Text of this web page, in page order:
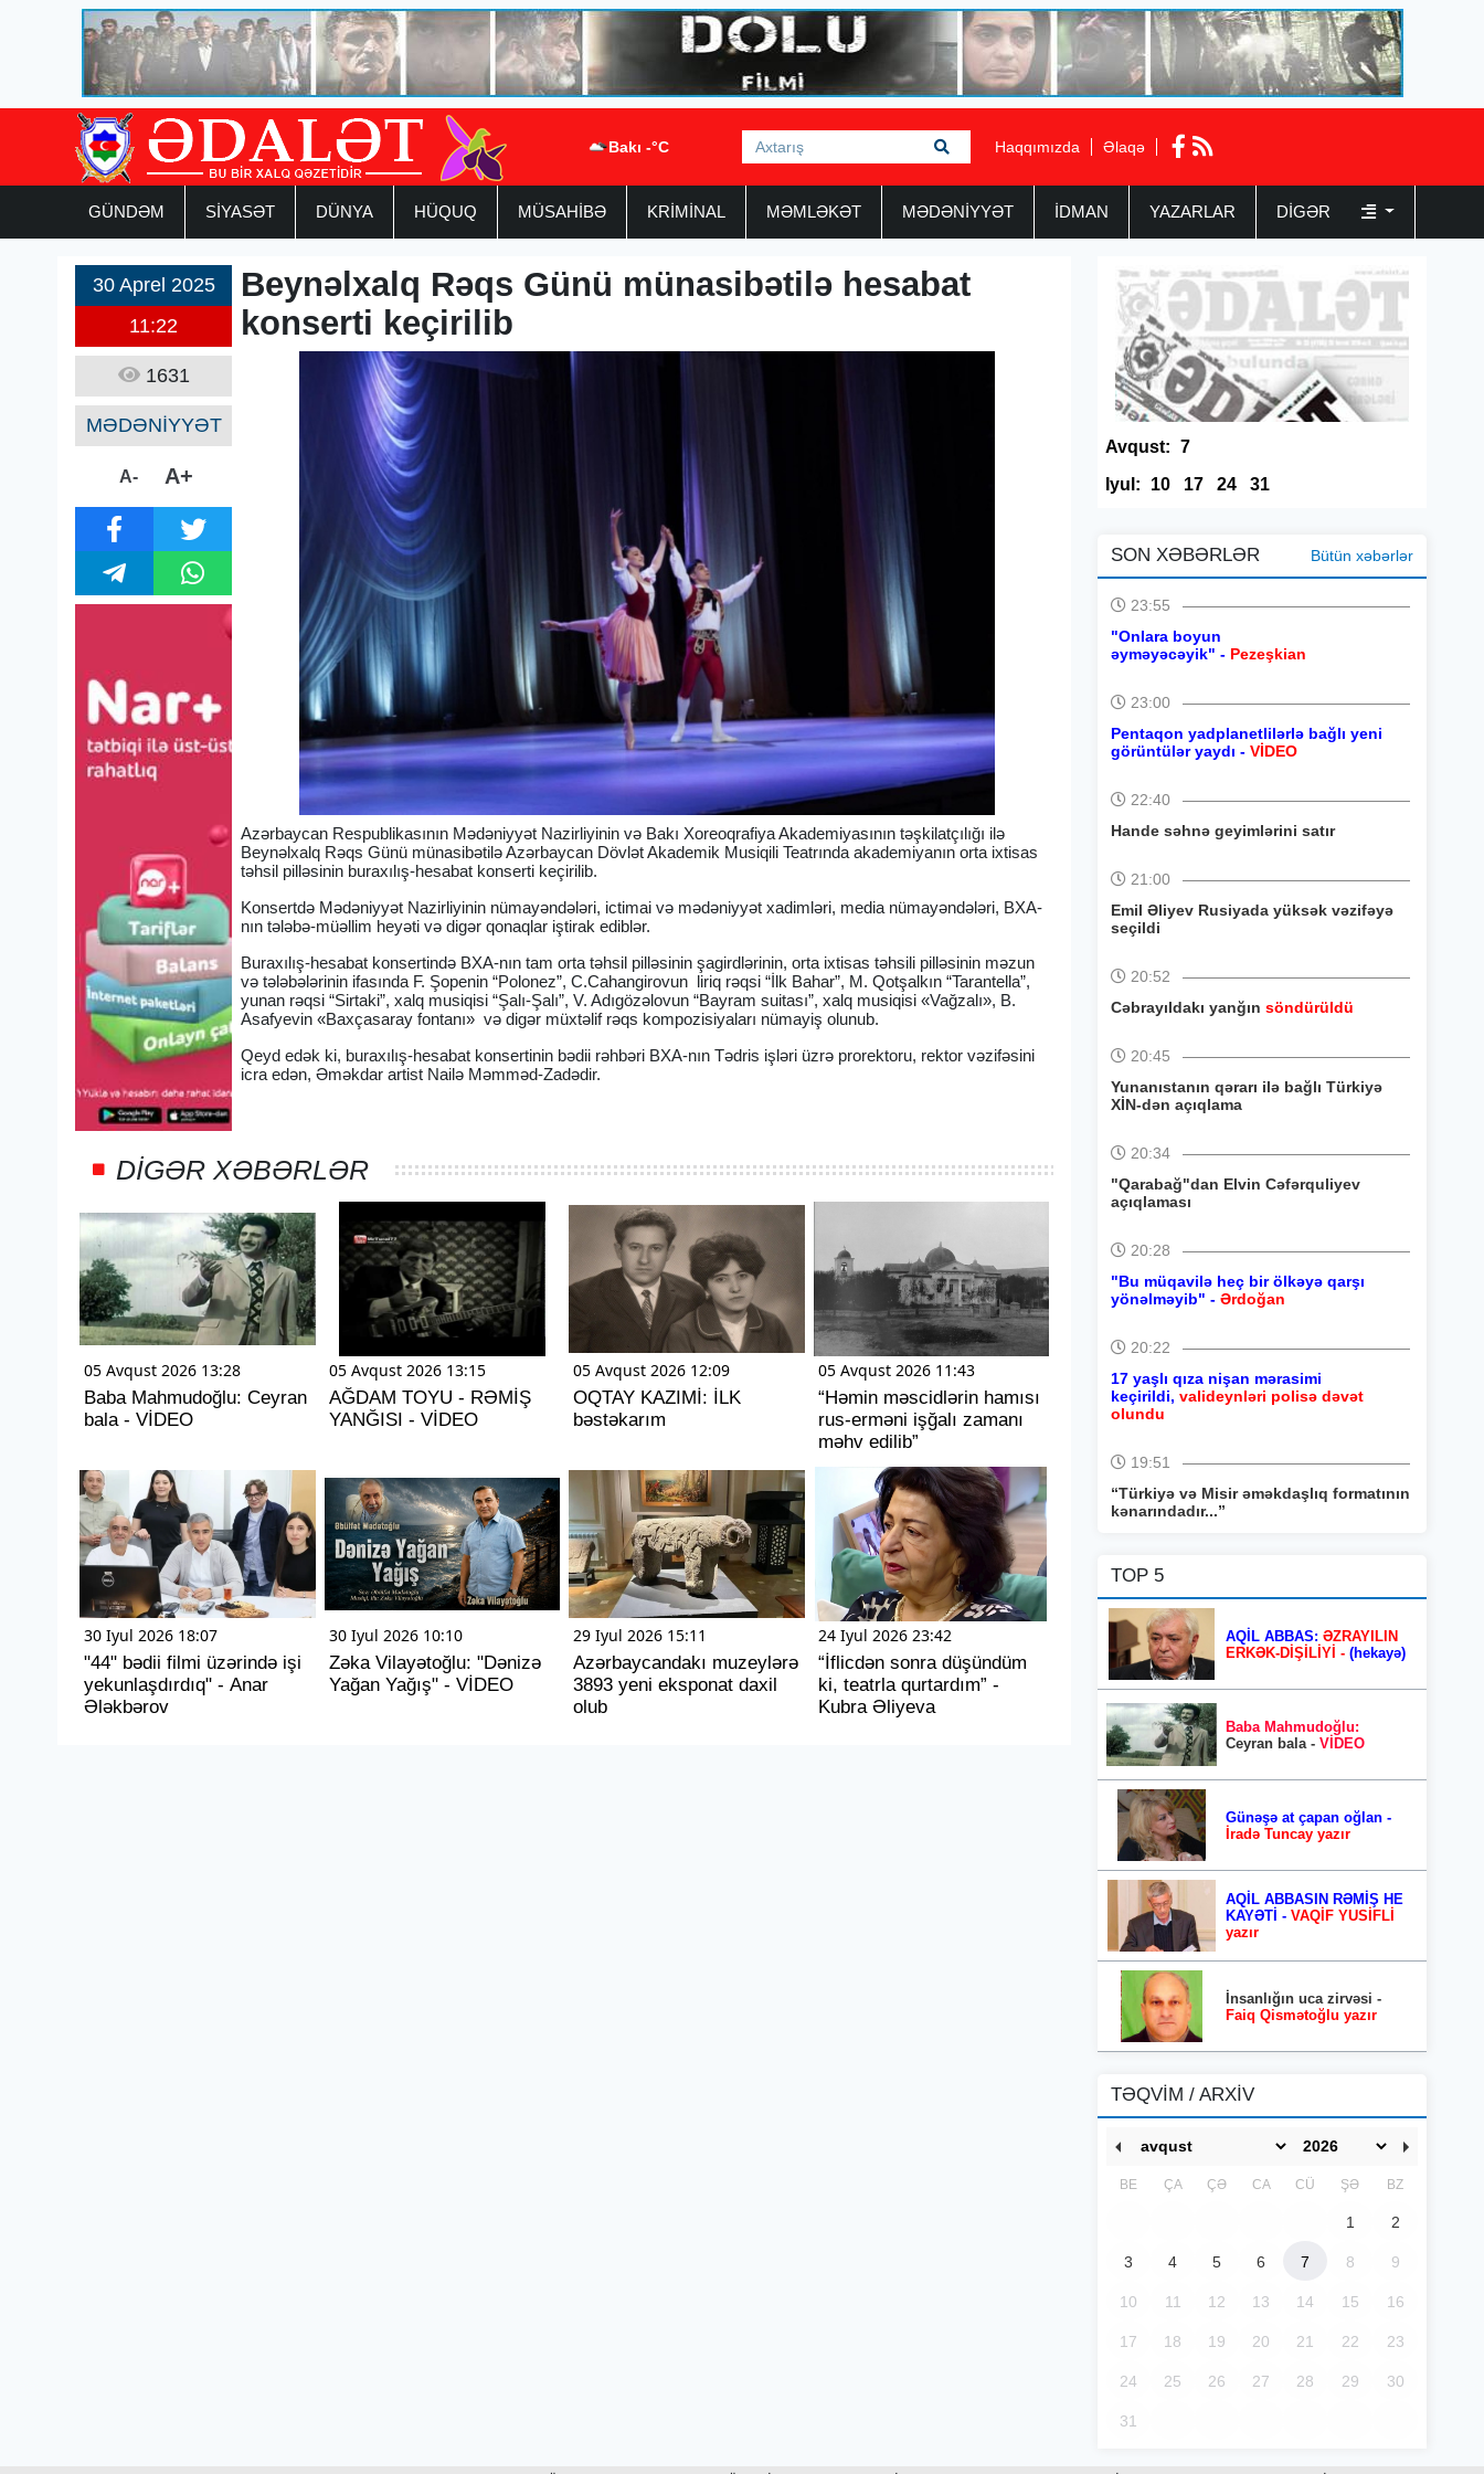
Bakı -°C Haqqımızda Əlaqə
GÜNDƏM SİYASƏT DÜNYA HÜQUQ MÜSAHİBƏ KRİMİNAL MƏMLƏKƏT MƏDƏNİYYƏT İDMAN YAZARLAR DIGƏR
30 Aprel 2025
11:22
1631
MƏDƏNİYYƏT
A- A+
Beynəlxalq Rəqs Günü münasibətilə hesabat
konserti keçirilib
Azərbaycan Respublikasının Mədəniyyət Nazirliyinin və Bakı Xoreoqrafiya Akademiyasının təşkilatçılığı ilə
Beynəlxalq Rəqs Günü münasibətilə Azərbaycan Dövlət Akademik Musiqili Teatrında akademiyanın orta ixtisas
təhsil pilləsinin buraxılış-hesabat konserti keçirilib.
Konsertdə Mədəniyyət Nazirliyinin nümayəndələri, ictimai və mədəniyyət xadimləri, media nümayəndələri, BXA-
nın tələbə-müəllim heyəti və digər qonaqlar iştirak ediblər.
Buraxılış-hesabat konsertində BXA-nın tam orta təhsil pilləsinin şagirdlərinin, orta ixtisas təhsili pilləsinin məzun
və tələbələrinin ifasında F. Şopenin “Polonez”, C.Cahangirovun liriq rəqsi “İlk Bahar”, M. Qotşalkın “Tarantella”,
yunan rəqsi “Sirtaki”, xalq musiqisi “Şalı-Şalı”, V. Adıgözəlovun “Bayram suitası”, xalq musiqisi «Vağzalı», B.
Asafyevin «Baxçasaray fontanı» və digər müxtəlif rəqs kompozisiyaları nümayiş olunub.
Qeyd edək ki, buraxılış-hesabat konsertinin bədii rəhbəri BXA-nın Tədris işləri üzrə prorektoru, rektor vəzifəsini
icra edən, Əməkdar artist Nailə Məmməd-Zadədir.
DIGƏR XƏBƏRLƏR
05 Avqust 2026 13:28
Baba Mahmudoğlu: Ceyran
bala - VİDEO
05 Avqust 2026 13:15
AĞDAM TOYU - RƏMİŞ
YANĞISI - VİDEO
05 Avqust 2026 12:09
OQTAY KAZIMİ: İLK
bəstəkarım
05 Avqust 2026 11:43
“Həmin məscidlərin hamısı
rus-erməni işğalı zamanı
məhv edilib”
30 Iyul 2026 18:07
"44" bədii filmi üzərində işi
yekunlaşdırdıq" - Anar
Ələkbərov
30 Iyul 2026 10:10
Zəka Vilayətoğlu: "Dənizə
Yağan Yağış" - VİDEO
29 Iyul 2026 15:11
Azərbaycandakı muzeylərə
3893 yeni eksponat daxil
olub
24 Iyul 2026 23:42
“İflicdən sonra düşündüm
ki, teatrla qurtardım” -
Kubra Əliyeva
Avqust: 7
Iyul:
10 17 24 31
SON XƏBƏRLƏR Bütün xəbərlər
23:55
"Onlara boyun
əyməyəcəyik" - Pezeşkian
23:00
Pentaqon yadplanetlilərlə bağlı yeni
görüntülər yaydı - VİDEO
22:40
Hande səhnə geyimlərini satır
21:00
Emil Əliyev Rusiyada yüksək vəzifəyə
seçildi
20:52
Cəbrayıldakı yanğın söndürüldü
20:45
Yunanıstanın qərarı ilə bağlı Türkiyə
XİN-dən açıqlama
20:34
"Qarabağ"dan Elvin Cəfərquliyev
açıqlaması
20:28
"Bu müqavilə heç bir ölkəyə qarşı
yönəlməyib" - Ərdoğan
20:22
17 yaşlı qıza nişan mərasimi
keçirildi, valideynləri polisə dəvət
olundu
19:51
“Türkiyə və Misir əməkdaşlıq formatının
kənarındadır...”
TOP 5
AQİL ABBAS: ƏZRAYILIN
ERKƏK-DİŞİLİYİ - (hekayə)
Baba Mahmudoğlu:
Ceyran bala - VİDEO
Günəşə at çapan oğlan -
İradə Tuncay yazır
AQİL ABBASIN RƏMİŞ HE
KAYƏTİ - VAQİF YUSİFLİ
yazır
İnsanlığın uca zirvəsi -
Faiq Qismətoğlu yazır
TƏQVİM / ARXİV
BE ÇA ÇƏ CA CÜ ŞƏ BZ
1 2
3 4 5 6 7 8 9
10 11 12 13 14 15 16
17 18 19 20 21 22 23
24 25 26 27 28 29 30
31